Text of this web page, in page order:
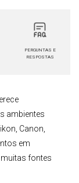
PERGUNTAS E
RESPOSTAS
ambientes
Canon,
em
fontes